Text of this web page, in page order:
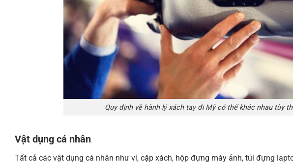
Quy định về hành lý xách tay đi Mỹ có thể khác nhau tùy
Vật dụng cá nhân
Tất cả các vật dụng cá nhân như ví, cặp xách, hộp đựng máy ảnh, túi đựng